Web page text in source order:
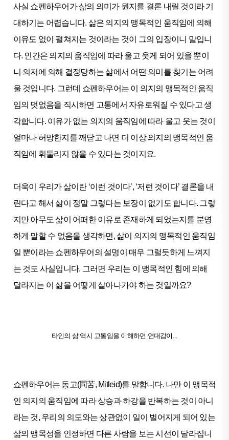
사실 쇼펜하우어가 삶의 의미가 뭔지를 결론 내릴 것이라 기
대하기는 어렵습니다. 삶은 의지의 맹목적인 움직임에 의해
이유도 없이 펼쳐지는 것이라는 것이 그의 입장이니 말입니
다. 인간은 의지의 움직임에 따라 울고 웃게 되어 있을 뿐이
니 의지에 의해 결정당하는 삶에서 어떤 의미를 찾기는 어려
울 것입니다. 그런데 쇼펜하우어는 이 의지의 맹목적인 움직
임의 덧없음을 직시하면 고통에서 자유로워질 수 있다고 생
각합니다. 이유가 없는 의지의 움직임에 따라 울고 웃는 것이
얼마나 허망한지를 깨닫고 나면 더 이상 의지의 맹목적인 움
직임에 휘둘리지 않을 수 있다는 것이지요.
더욱이 우리가 삶이란 ‘이런 것이다’, ‘저런 것이다’ 결론을 내
린다고 해서 삶이 정말 그렇다는 보장이 없기도 합니다. 그렇
지만 아무도 삶이 어떠한 이유로 존재하게 되었는지를 분명
하게 말할 수 없음을 생각하면, 삶이 의지의 맹목적인 움직임
일 뿐이라는 쇼펜하우어의 설명이 매우 그럴듯하게 느껴지
는 것도 사실입니다. 그러면 우리는 이 맹목적인 힘에 의해
달라지는 이 삶을 어떻게 살아나가야 하는 것일까요?
타인의 삶 역시 고통임을 이해하면 연대감이...
쇼펜하우어는 동고(同苦, Mitleid)를 말합니다. 나만 이 맹목적
인 의지의 움직임에 따라 상승과 하강을 반복하는 것이 아니
라는 것, 우리의 의도와는 상관없이 일이 벌어지게 되어 있는
삶의 맹목성을 인정하면 다른 사람을 보는 시선이 달라집니